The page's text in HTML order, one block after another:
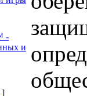
-
и
]